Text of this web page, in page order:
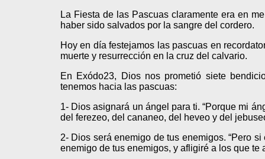
La Fiesta de las Pascuas claramente era en
haber sido salvados por la sangre del cordero.
Hoy en día festejamos las pascuas en
muerte y resurrección en la cruz del calvario.
En Exódo23, Dios nos prometió siete
tenemos hacia las pascuas:
1- Dios asignará un ángel para ti. “Porque mi
del ferezeo, del cananeo, del heveo y del
2- Dios será enemigo de tus enemigos. “Pero
enemigo de tus enemigos, y afligiré a los que te